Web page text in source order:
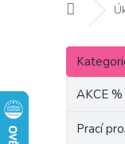
Domů
P
s
Přeskočit
kategorie
AKCE %
Prací